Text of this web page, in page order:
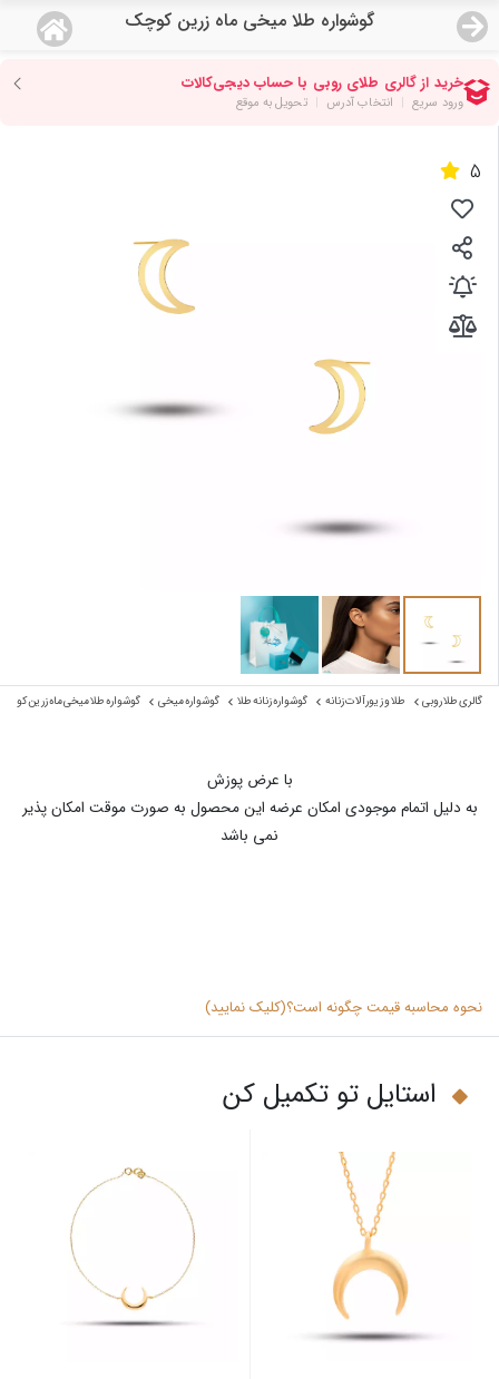
گوشواره طلا میخی ماه زرین کوچک
منو
صفحه اصلی
دسته بندی محصولات
نمایندگی ها
مجله روبی
اعطای نمایندگی
5
گالری طلا روبی طلا و زیورآلات زنانه گوشواره زنانه طلا گوشواره میخی گوشواره طلا میخی ماه زرین
با عرض پوزش
به دلیل اتمام موجودی امکان عرضه این محصول به صورت موقت امکان پذیر
نمی باشد
نحوه محاسبه قیمت چگونه است؟(کلیک نمایید)
استایل تو تکمیل کن